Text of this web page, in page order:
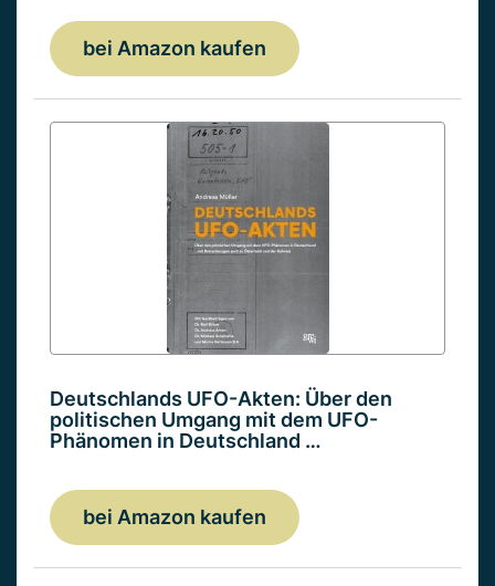
bei Amazon kaufen
Deutschlands UFO-Akten: Über den
politischen Umgang mit dem UFO-
Phänomen in Deutschland …
bei Amazon kaufen